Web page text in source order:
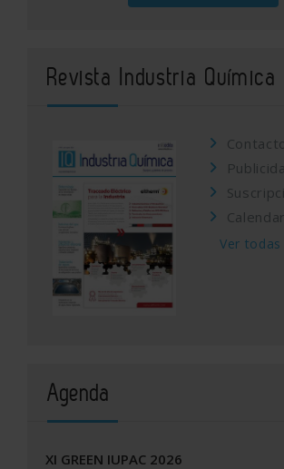
Revista Industria Química
Ver
Agenda
XI GREEN IUPAC 2026